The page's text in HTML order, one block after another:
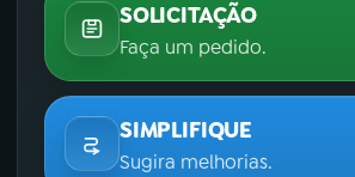
SOLICITAÇÃO
Faça um pedido.
SIMPLIFIQUE
Sugira melhorias.